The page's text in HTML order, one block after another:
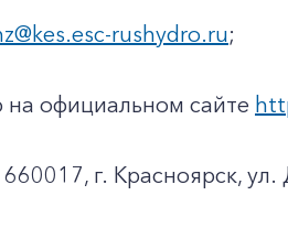
rushydro.ru;
на официальном сайте
г. Красноярск,